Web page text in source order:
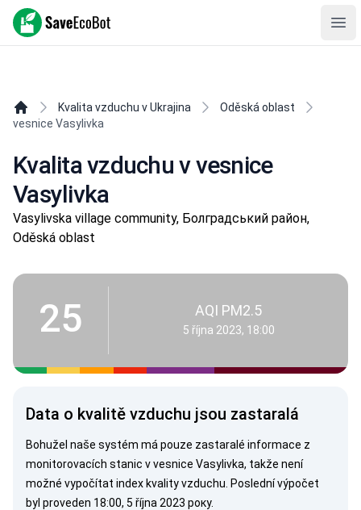
SaveEcoBot
Kvalita vzduchu v Ukrajina
Oděská oblast
vesnice Vasylivka
Kvalita vzduchu v vesnice
Vasylivka
Vasylivska village community, Болградський район,
Oděská oblast
25 AQI PM2.5
5 října 2023, 18:00
Data o kvalitě vzduchu jsou zastaralá
Bohužel naše systém má pouze zastaralé informace z
monitorovacích stanic v vesnice Vasylivka, takže není
možné vypočítat index kvality vzduchu. Poslední výpočet
byl proveden 18:00, 5 října 2023 року.